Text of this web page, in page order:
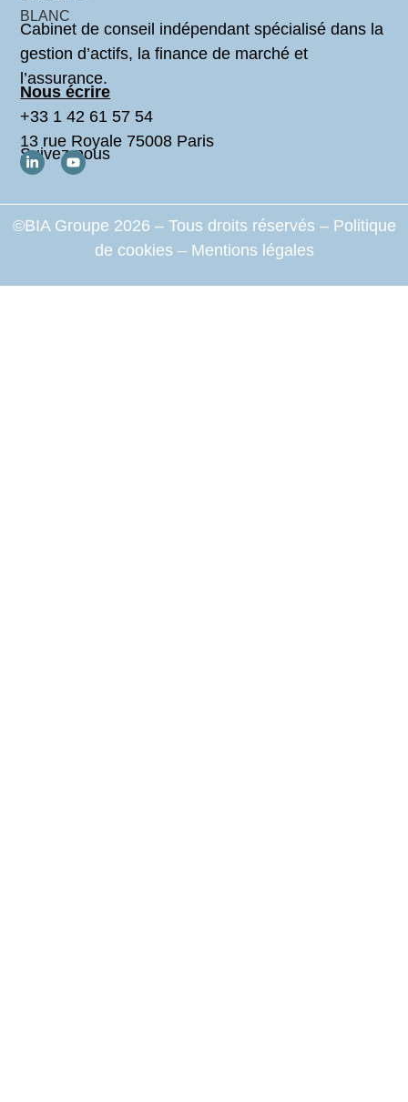
Cabinet de conseil indépendant spécialisé dans la
gestion d’actifs, la finance de marché et
l’assurance.
Nous écrire
+33 1 42 61 57 54
13 rue Royale 75008 Paris
Suivez-nous
©BIA Groupe 2026 – Tous droits réservés – Politique
de cookies – Mentions légales